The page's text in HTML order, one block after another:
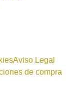
Aviso Legal
de compra